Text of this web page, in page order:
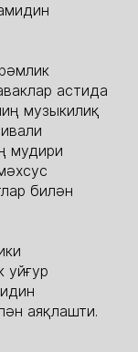
астида
музыкилиқ
мудири
билән
уйғур
аяқлашти.